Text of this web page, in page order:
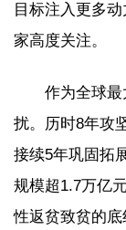
目标注入更多
家高度关注。
作为全球
扰。历时8年攻
接续5年巩固拓
规模超1.7万亿
性返贫致贫的